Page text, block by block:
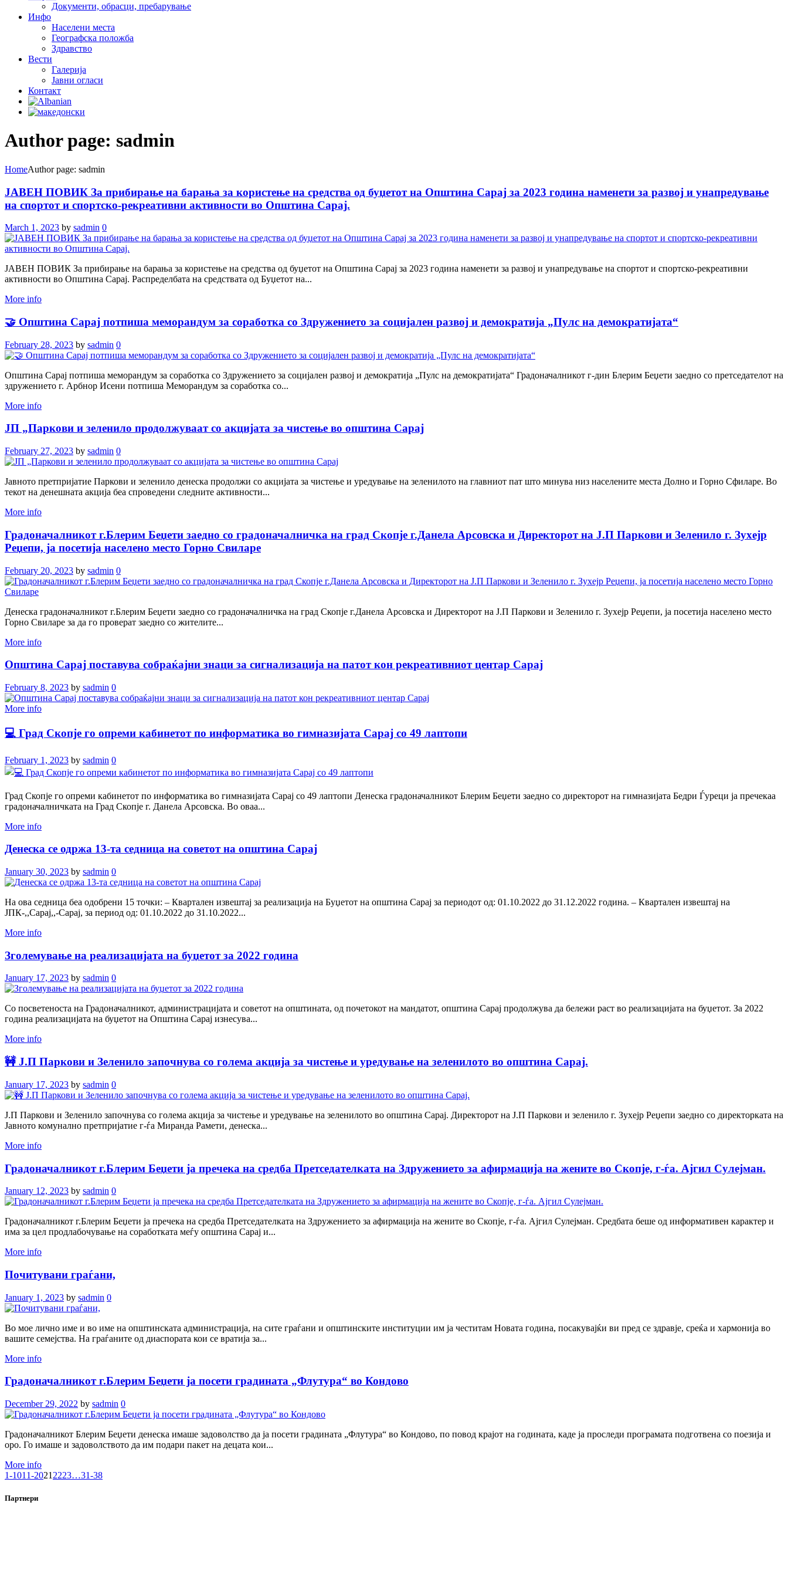
Документи, обрасци, пребарување
Инфо
Населени места
Географска положба
Здравство
Вести
Галеријa
Јавни огласи
Контакт
Author page: sadmin
HomeAuthor page: sadmin
ЈАВЕН ПОВИК За прибирање на барања за користење на средства од буџетот на Општина Сарај за 2023 година наменети за развој и унапредување
на спортот и спортско-рекреативни активности во Општина Сарај.
March 1, 2023 by sadmin 0
ЈАВЕН ПОВИК За прибирање на барања за користење на средства од буџетот на Општина Сарај за 2023 година наменети за развој и унапредување на спортот и спортско-рекреативни
активности во Општина Сарај. Распределбата на средствата од Буџетот на...
More info
🤝 Општина Сарај потпиша меморандум за соработка со Здружението за социјален развој и демократија „Пулс на демократијата“
February 28, 2023 by sadmin 0
Општина Сарај потпиша меморандум за соработка со Здружението за социјален развој и демократија „Пулс на демократијата“ Градоначалникот г-дин Блерим Беџети заедно со претседателот на
здружението г. Арбнор Исени потпиша Меморандум за соработка со...
More info
ЈП „Паркови и зеленило продолжуваат со акцијата за чистење во општина Сарај
February 27, 2023 by sadmin 0
Јавното претпријатие Паркови и зеленило денеска продолжи со акцијата за чистење и уредување на зеленилото на главниот пат што минува низ населените места Долно и Горно Сфиларе. Во
текот на денешната акција беа спроведени следните активности...
More info
Градоначалникот г.Блерим Беџети заедно со градоначалничка на град Скопје г.Данела Арсовска и Директорот на Ј.П Паркови и Зеленило г. Зухејр
Реџепи, ја посетија населено место Горно Свиларе
February 20, 2023 by sadmin 0
Денеска градоначалникот г.Блерим Беџети заедно со градоначалничка на град Скопје г.Данела Арсовска и Директорот на Ј.П Паркови и Зеленило г. Зухејр Реџепи, ја посетија населено место
Горно Свиларе за да го проверат заедно со жителите...
More info
Општина Сарај поставува собраќајни знаци за сигнализација на патот кон рекреативниот центар Сарај
February 8, 2023 by sadmin 0
More info
💻 Град Скопје го опреми кабинетот по информатика во гимназијата Сарај со 49 лаптопи
February 1, 2023 by sadmin 0
Град Скопје го опреми кабинетот по информатика во гимназијата Сарај со 49 лаптопи Денеска градоначалникот Блерим Беџети заедно со директорот на гимназијата Бедри Ѓуреци ја пречекаа
градоначалничката на Град Скопје г. Данела Арсовска. Во оваа...
More info
Денеска се одржа 13-та седница на советот на општина Сарај
January 30, 2023 by sadmin 0
На овa седница беа одобрени 15 точки: – Квартален извештај за реализација на Буџетот на општина Сарај за периодот од: 01.10.2022 до 31.12.2022 година. – Квартален извештај на
ЈПК-,,Сарај,,-Сарај, за период од: 01.10.2022 до 31.10.2022...
More info
Зголемување на реализацијата на буџетот за 2022 година
January 17, 2023 by sadmin 0
Со посветеноста на Градоначалникот, администрацијата и советот на општината, од почетокот на мандатот, општина Сарај продолжува да бележи раст во реализацијата на буџетот. За 2022
година реализацијата на буџетот на Општина Сарај изнесува...
More info
🚧 J.П Паркови и Зеленило започнува со голема акција за чистење и уредување на зеленилото во општина Сарај.
January 17, 2023 by sadmin 0
J.П Паркови и Зеленило започнува со голема акција за чистење и уредување на зеленилото во општина Сарај. Директорот на Ј.П Паркови и зеленило г. Зухејр Реџепи заедно со директорката на
Јавното комунално претпријатие г-ѓа Миранда Рамети, денеска...
More info
Градоначалникот г.Блерим Беџети ја пречека на средба Претседателката на Здружението за афирмација на жените во Скопје, г-ѓа. Ајгил Сулејман.
January 12, 2023 by sadmin 0
Градоначалникот г.Блерим Беџети ја пречека на средба Претседателката на Здружението за афирмација на жените во Скопје, г-ѓа. Ајгил Сулејман. Средбата беше од информативен карактер и
има за цел продлабочување на соработката меѓу општина Сарај и...
More info
Почитувани граѓани,
January 1, 2023 by sadmin 0
Во мое лично име и во име на општинската администрација, на сите граѓани и општинските институции им ја честитам Новата година, посакувајќи ви пред се здравје, среќа и хармонија во
вашите семејства. На граѓаните од диаспората кои се вратија за...
More info
Градоначалникот г.Блерим Беџети ја посети градината „Флутура“ во Кондово
December 29, 2022 by sadmin 0
Градоначалникот Блерим Беџети денеска имаше задоволство да ја посети градината „Флутура“ во Кондово, по повод крајот на годината, каде ја проследи програмата подготвена со поезија и
оро. Го имаше и задоволството да им подари пакет на децата кои...
More info
1-1011-2021 2223…31-38
Партнери